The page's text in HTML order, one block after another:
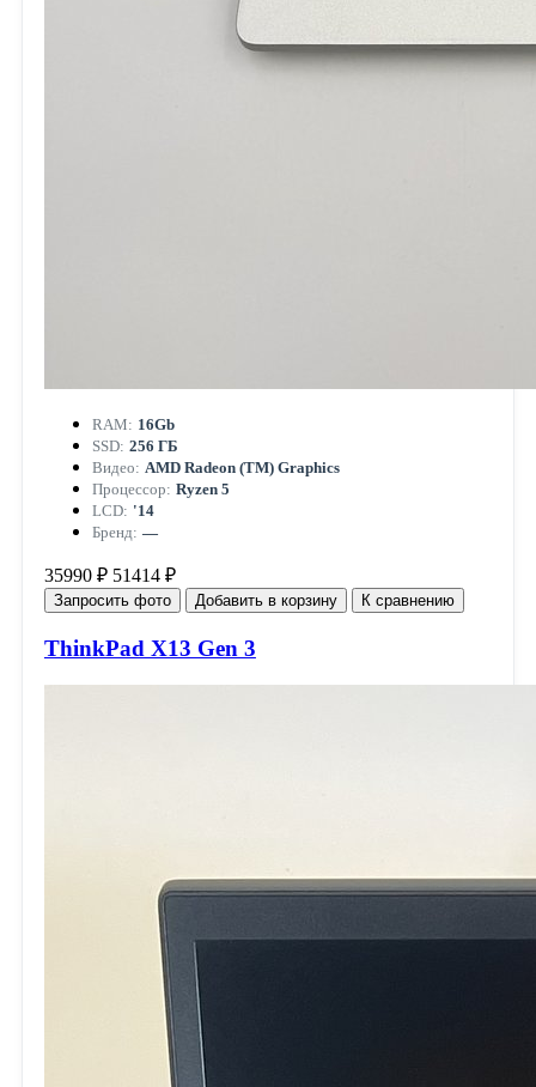
RAM: 16Gb
SSD: 256 ГБ
Видео: AMD Radeon (TM) Graphics
Процессор: Ryzen 5
LCD: '14
Бренд: —
35990 ₽ 51414 ₽
Запросить фото Добавить в корзину К сравнению
ThinkPad X13 Gen 3